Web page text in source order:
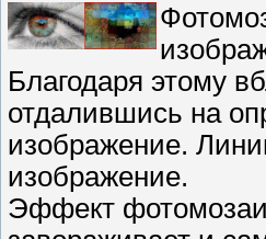
Благодаря этому
отдалившись на
изображение.
изображение.
Эффект